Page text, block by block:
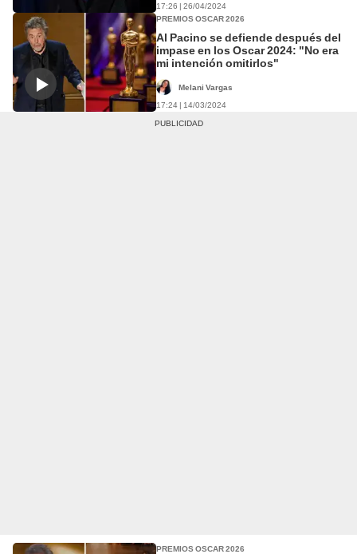
17:26 | 26/04/2024
PREMIOS OSCAR 2026
Al Pacino se defiende después del
impase en los Oscar 2024: "No era
mi intención omitirlos"
Melani Vargas
17:24 | 14/03/2024
PREMIOS OSCAR 2026